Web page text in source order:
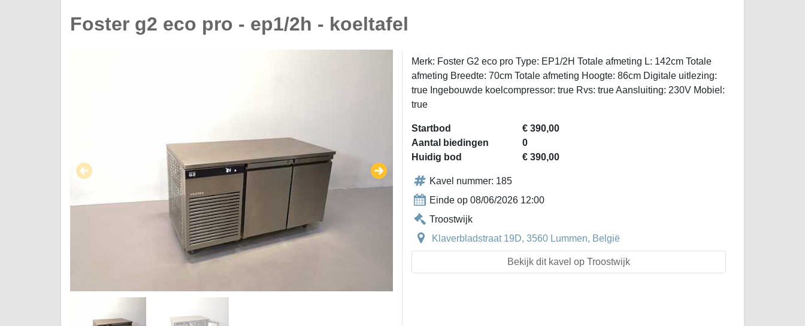
Foster g2 eco pro - ep1/2h - koeltafel
Merk: Foster G2 eco pro Type: EP1/2H Totale afmeting L: 142cm Totale
afmeting Breedte: 70cm Totale afmeting Hoogte: 86cm Digitale uitlezing:
true Ingebouwde koelcompressor: true Rvs: true Aansluiting: 230V Mobiel:
true
Startbod
€ 390,00
Aantal biedingen
0
Huidig bod
€ 390,00
Kavel nummer: 185
Einde op 08/06/2026 12:00
Troostwijk
Klaverbladstraat 19D, 3560 Lummen, België
Bekijk dit kavel op Troostwijk